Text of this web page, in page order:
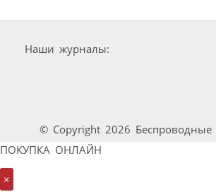
Наши журналы:
© Copyright 2026 Беспроводные
ПОКУПКА ОНЛАЙН
×